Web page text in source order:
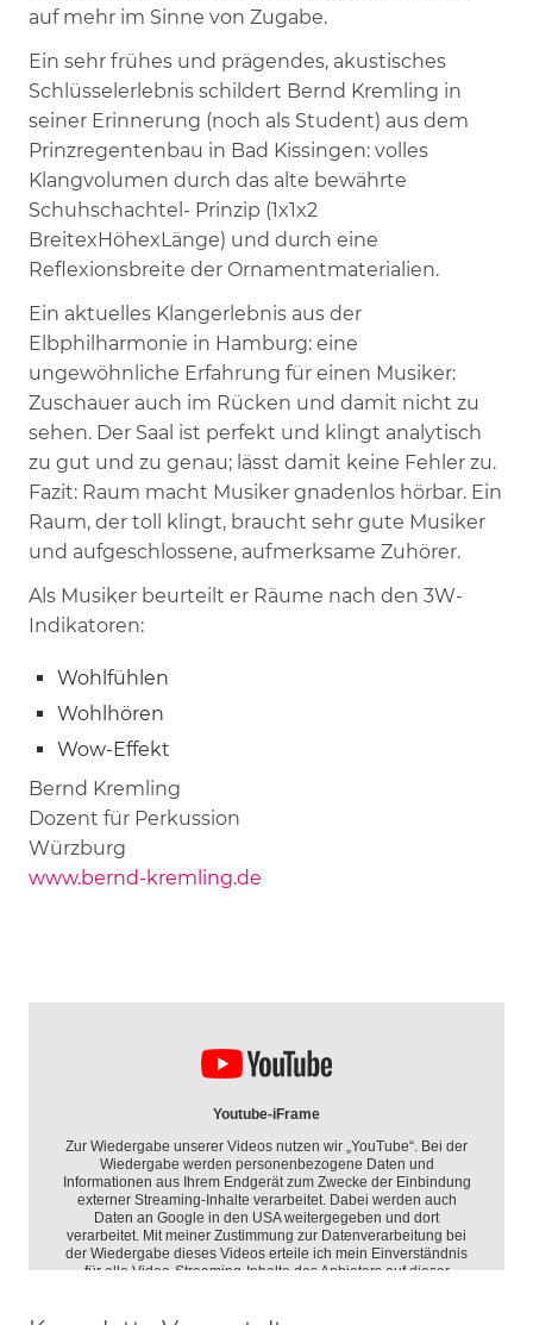
auf mehr im Sinne von Zugabe.
Ein sehr frühes und prägendes, akustisches
Schlüsselerlebnis schildert Bernd Kremling in
seiner Erinnerung (noch als Student) aus dem
Prinzregentenbau in Bad Kissingen: volles
Klangvolumen durch das alte bewährte
Schuhschachtel- Prinzip (1x1x2
BreitexHöhexLänge) und durch eine
Reflexionsbreite der Ornamentmaterialien.
Ein aktuelles Klangerlebnis aus der
Elbphilharmonie in Hamburg: eine
ungewöhnliche Erfahrung für einen Musiker:
Zuschauer auch im Rücken und damit nicht zu
sehen. Der Saal ist perfekt und klingt analytisch
zu gut und zu genau; lässt damit keine Fehler zu.
Fazit: Raum macht Musiker gnadenlos hörbar. Ein
Raum, der toll klingt, braucht sehr gute Musiker
und aufgeschlossene, aufmerksame Zuhörer.
Als Musiker beurteilt er Räume nach den 3W-
Indikatoren:
Wohlfühlen
Wohlhören
Wow-Effekt
Bernd Kremling
Dozent für Perkussion
Würzburg
www.bernd-kremling.de